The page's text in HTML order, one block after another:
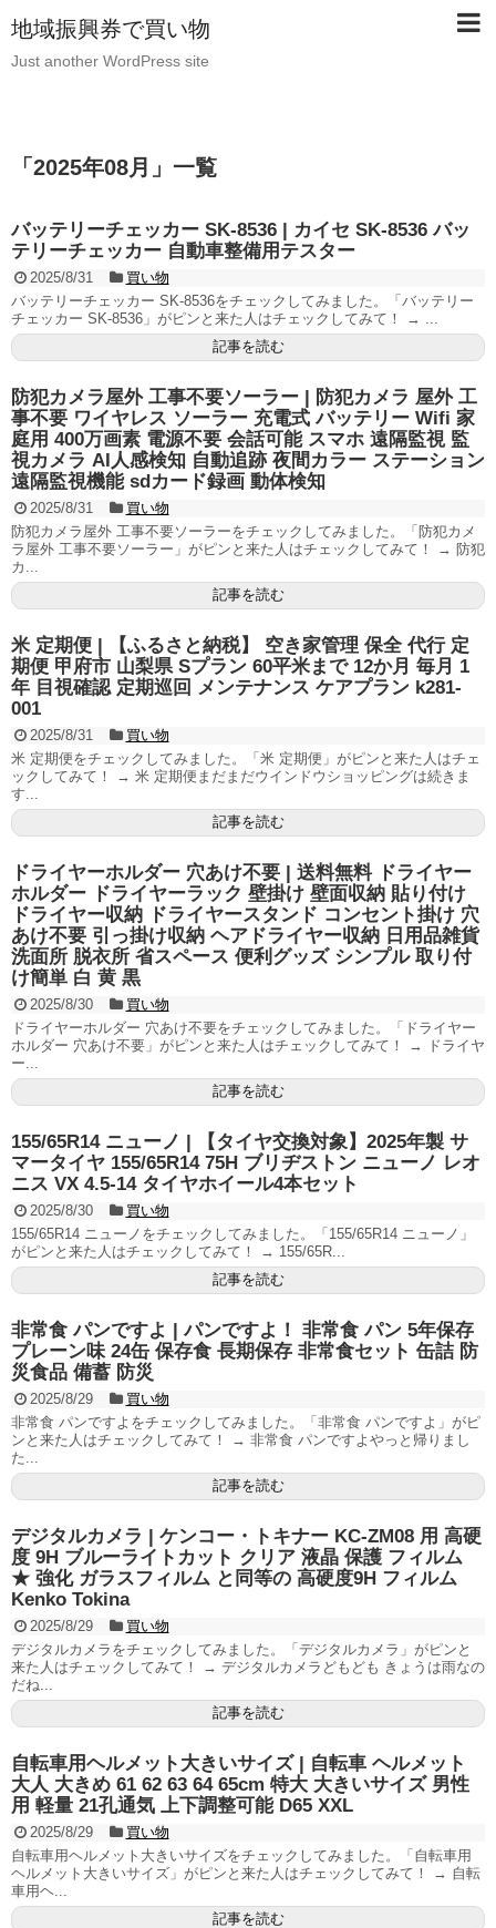
地域振興券で買い物
Just another WordPress site
「 2025年08月 」 一覧
バッテリーチェッカー SK-8536 | カイセ SK-8536 バッ
テリーチェッカー 自動車整備用テスター
2025/8/31
買い物
バッテリーチェッカー SK-8536をチェックしてみました。「バッテリー
チェッカー SK-8536」がピンと来た人はチェックしてみて！ → ...
記事を読む
防犯カメラ屋外 工事不要ソーラー | 防犯カメラ 屋外 工
事不要 ワイヤレス ソーラー 充電式 バッテリー Wifi 家
庭用 400万画素 電源不要 会話可能 スマホ 遠隔監視 監
視カメラ AI人感検知 自動追跡 夜間カラー ステーション
遠隔監視機能 sdカード録画 動体検知
2025/8/31
買い物
防犯カメラ屋外 工事不要ソーラーをチェックしてみました。「防犯カメ
ラ屋外 工事不要ソーラー」がピンと来た人はチェックしてみて！ → 防犯
カ...
記事を読む
米 定期便 | 【ふるさと納税】 空き家管理 保全 代行 定
期便 甲府市 山梨県 Sプラン 60平米まで 12か月 毎月 1
年 目視確認 定期巡回 メンテナンス ケアプラン k281-
001
2025/8/31
買い物
米 定期便をチェックしてみました。「米 定期便」がピンと来た人はチェ
ックしてみて！ → 米 定期便まだまだウインドウショッピングは続きま
す...
記事を読む
ドライヤーホルダー 穴あけ不要 | 送料無料 ドライヤー
ホルダー ドライヤーラック 壁掛け 壁面収納 貼り付け
ドライヤー収納 ドライヤースタンド コンセント掛け 穴
あけ不要 引っ掛け収納 ヘアドライヤー収納 日用品雑貨
洗面所 脱衣所 省スペース 便利グッズ シンプル 取り付
け簡単 白 黄 黒
2025/8/30
買い物
ドライヤーホルダー 穴あけ不要をチェックしてみました。「ドライヤー
ホルダー 穴あけ不要」がピンと来た人はチェックしてみて！ → ドライヤ
ー...
記事を読む
155/65R14 ニューノ | 【タイヤ交換対象】2025年製 サ
マータイヤ 155/65R14 75H ブリヂストン ニューノ レオ
ニス VX 4.5-14 タイヤホイール4本セット
2025/8/30
買い物
155/65R14 ニューノをチェックしてみました。「155/65R14 ニューノ」
がピンと来た人はチェックしてみて！ → 155/65R...
記事を読む
非常食 パンですよ | パンですよ！ 非常食 パン 5年保存
プレーン味 24缶 保存食 長期保存 非常食セット 缶詰 防
災食品 備蓄 防災
2025/8/29
買い物
非常食 パンですよをチェックしてみました。「非常食 パンですよ」がピ
ンと来た人はチェックしてみて！ → 非常食 パンですよやっと帰りまし
た...
記事を読む
デジタルカメラ | ケンコー・トキナー KC-ZM08 用 高硬
度 9H ブルーライトカット クリア 液晶 保護 フィルム
★ 強化 ガラスフィルム と同等の 高硬度9H フィルム
Kenko Tokina
2025/8/29
買い物
デジタルカメラをチェックしてみました。「デジタルカメラ」がピンと
来た人はチェックしてみて！ → デジタルカメラどもども きょうは雨なの
だね...
記事を読む
自転車用ヘルメット大きいサイズ | 自転車 ヘルメット
大人 大きめ 61 62 63 64 65cm 特大 大きいサイズ 男性
用 軽量 21孔通気 上下調整可能 D65 XXL
2025/8/29
買い物
自転車用ヘルメット大きいサイズをチェックしてみました。「自転車用
ヘルメット大きいサイズ」がピンと来た人はチェックしてみて！ → 自転
車用ヘ...
記事を読む